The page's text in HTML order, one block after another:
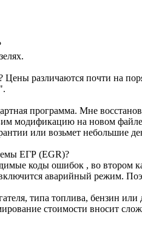
Цены различаются почти на
программа. Мне
модификацию на новом
или возьмет небольшие
ЕГР (EGR)?
коды ошибок , во втором
аварийный режим.
типа топлива, бензин или
стоимости вносит